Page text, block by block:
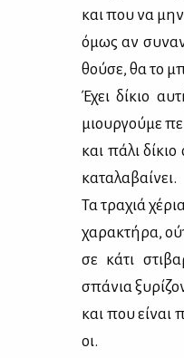
και που να
όμως αν
θού­σε, θα το
Έχει δί­κιο
μιουρ­γού­με
και πά­λι
κα­τα­λα­βαί­νει.
Τα τρα­χιά
χα­ρα­κτή­ρα,
σε κά­τι
σπά­νια
και που εί­ναι
οι.